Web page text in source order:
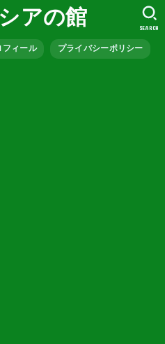
アの館
フィール プライバシーポリシー
SEARCH